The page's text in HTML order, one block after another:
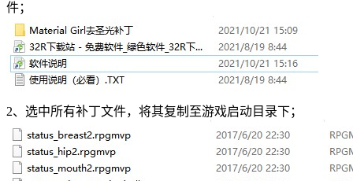
件；
2、选中所有补丁文件，将其复制至游戏启动目录下；